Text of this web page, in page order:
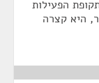
הפעילות
לכל המאוחר, היא קצרה